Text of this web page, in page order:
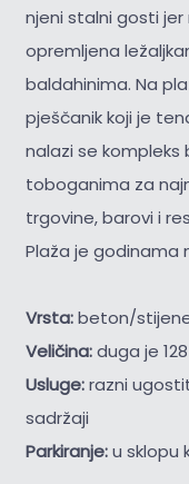
njeni stalni gosti jer
opremljena
baldahinima. Na
pješčanik koji je
nalazi se
toboganima za
trgovine, barovi i
Plaža je godinama
Vrsta:beton/
Veličina:duga je
Usluge:razni
sadržaji
Parkiranje:u sklopu